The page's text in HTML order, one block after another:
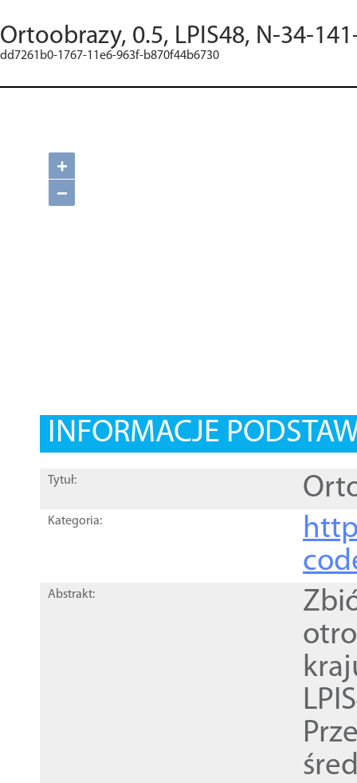
Ortoobrazy, 0.5, LPIS48, N-34-
dd7261b0-1767-11e6-963f-b870f44b6730
+
−
INFORMACJE
Tytuł:
Kategoria:
Abstrakt: